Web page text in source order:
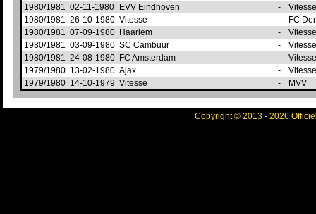
1980/1981 02-11-1980 EVV Eindhoven -
1980/1981 26-10-1980 Vitesse -
FC
1980/1981 07-09-1980 Haarlem -
1980/1981 03-09-1980 SC Cambuur -
1980/1981 24-08-1980 FC Amsterdam -
1979/1980 13-02-1980 Ajax -
1979/1980 14-10-1979 Vitesse - MVV
Copyright © 2013 - 2026